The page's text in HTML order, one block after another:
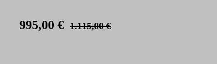
995,00 € 1.115,00 €